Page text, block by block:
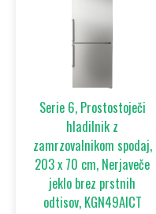
Serie 6, Prostostoječi
hladilnik z
zamrzovalnikom spodaj,
203 x 70 cm, Nerjaveče
jeklo brez prstnih
odtisov, KGN49AICT